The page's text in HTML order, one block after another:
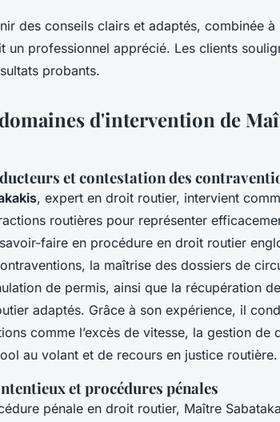
des conseils clairs et adaptés, combinée
un professionnel apprécié. Les clients
probants.
d'intervention de
et contestation des
, expert en droit routier, intervient
routières pour représenter
faire en procédure en droit routier
la maîtrise des dossiers de
de permis, ainsi que la récupération
adaptés. Grâce à son expérience, il
comme l’excès de vitesse, la gestion de
au volant et de recours en justice routière.
et procédures pénales
pénale en droit routier, Maître